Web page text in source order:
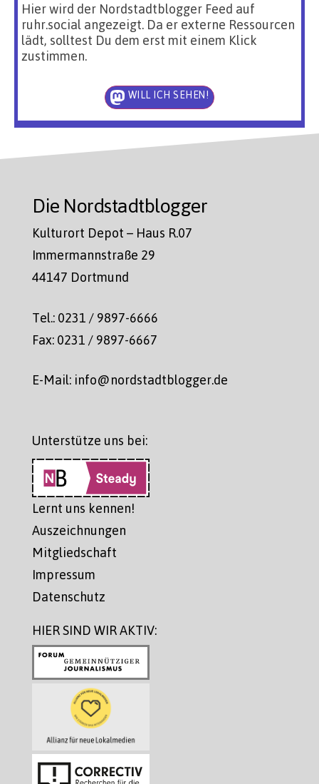
Hier wird der Nordstadtblogger Feed auf
ruhr.social angezeigt. Da er externe Ressourcen
lädt, solltest Du dem erst mit einem Klick
zustimmen.
WILL ICH SEHEN!
Die Nordstadtblogger
Kulturort Depot – Haus R.07
Immermannstraße 29
44147 Dortmund
Tel.: 0231 / 9897-6666
Fax: 0231 / 9897-6667
E-Mail: info@nordstadtblogger.de
Unterstütze uns bei:
Lernt uns kennen!
Auszeichnungen
Mitgliedschaft
Impressum
Datenschutz
HIER SIND WIR AKTIV: